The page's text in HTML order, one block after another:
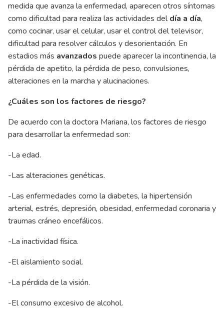
medida que avanza la enfermedad, aparecen otros síntomas
como dificultad para realiza las actividades deldía a día,
como cocinar, usar el celular, usar el control del televisor,
dificultad para resolver cálculos y desorientación. En
estadios más avanzados puede aparecer la incontinencia, la
pérdida de apetito, la pérdida de peso, convulsiones,
alteraciones en la marcha y alucinaciones.
¿Cuáles son los factores de riesgo?
De acuerdo con la doctora Mariana, los factores de riesgo
para desarrollar la enfermedad son:
-La edad.
-Las alteraciones genéticas.
-Las enfermedades como la diabetes, la hipertensión
arterial, estrés, depresión, obesidad, enfermedad coronaria y
traumas cráneo encefálicos.
-La inactividad física.
-El aislamiento social.
-La pérdida de la visión.
-El consumo excesivo de alcohol.